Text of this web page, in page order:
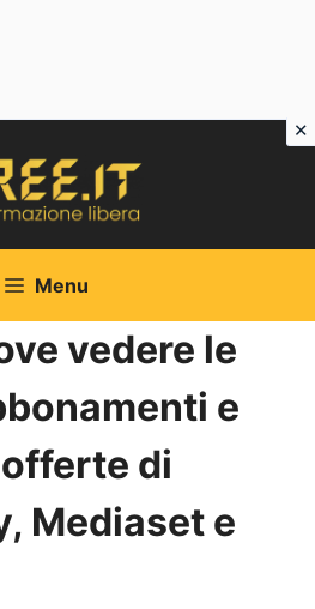
Menu
vedere le
e
di
Mediaset e